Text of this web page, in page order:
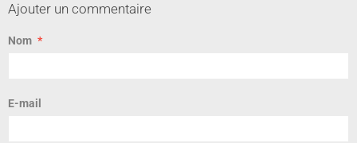
Ajouter un commentaire
Nom
E-mail